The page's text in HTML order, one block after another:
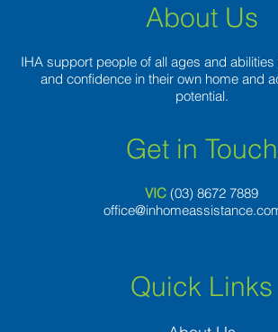
About Us
IHA support people of all ages and
and confidence in their own home and
potential.
Get in Touch
VIC (03) 8672 7889
Quick Links